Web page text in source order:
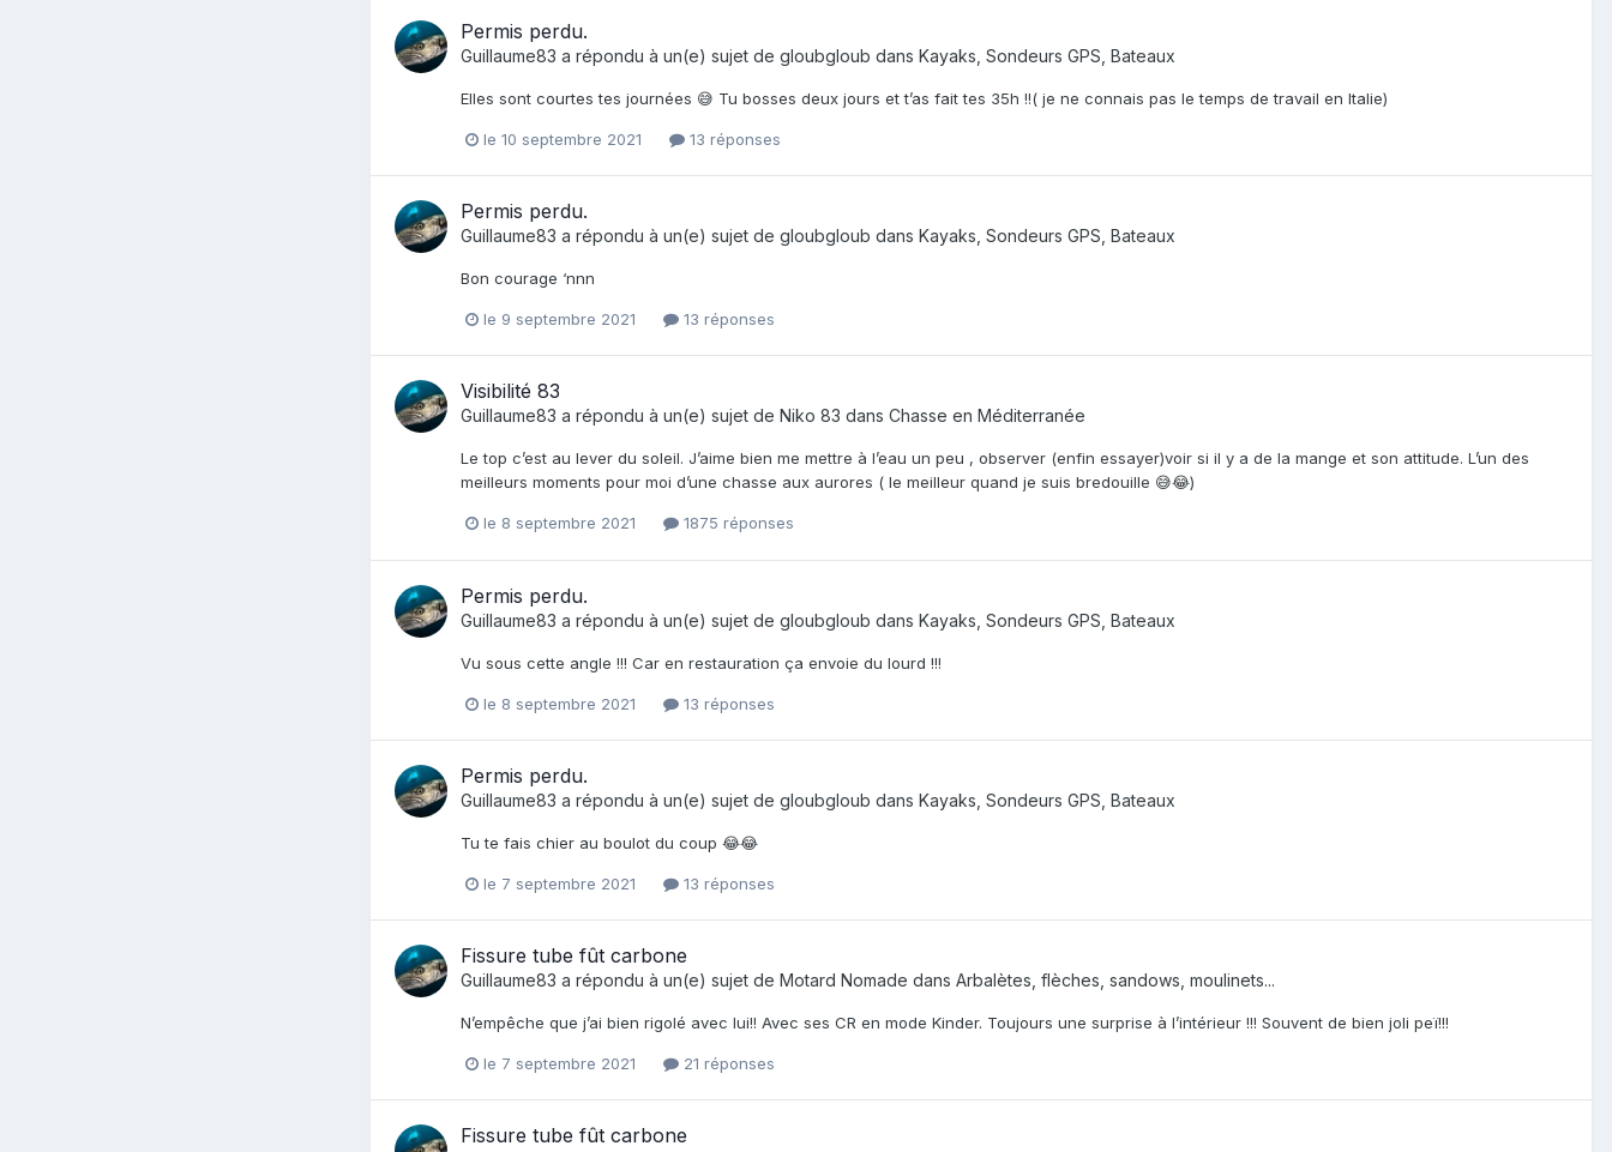
Permis perdu.
Guillaume83 a répondu à un(e) sujet de gloubgloub dans Kayaks, Sondeurs GPS, Bateaux
Elles sont courtes tes journées 😅 Tu bosses deux jours et t’as fait tes 35h !!( je ne connais pas le temps de travail en Italie)
le 10 septembre 2021 13 réponses
Permis perdu.
Guillaume83 a répondu à un(e) sujet de gloubgloub dans Kayaks, Sondeurs GPS, Bateaux
Bon courage ‘nnn
le 9 septembre 2021 13 réponses
Visibilité 83
Guillaume83 a répondu à un(e) sujet de Niko 83 dans Chasse en Méditerranée
Le top c’est au lever du soleil. J’aime bien me mettre à l’eau un peu , observer (enfin essayer)voir si il y a de la mange et son attitude. L’un des
meilleurs moments pour moi d’une chasse aux aurores ( le meilleur quand je suis bredouille 😅😂)
le 8 septembre 2021 1875 réponses
Permis perdu.
Guillaume83 a répondu à un(e) sujet de gloubgloub dans Kayaks, Sondeurs GPS, Bateaux
Vu sous cette angle !!! Car en restauration ça envoie du lourd !!!
le 8 septembre 2021 13 réponses
Permis perdu.
Guillaume83 a répondu à un(e) sujet de gloubgloub dans Kayaks, Sondeurs GPS, Bateaux
Tu te fais chier au boulot du coup 😂😂
le 7 septembre 2021 13 réponses
Fissure tube fût carbone
Guillaume83 a répondu à un(e) sujet de Motard Nomade dans Arbalètes, flèches, sandows, moulinets...
N’empêche que j’ai bien rigolé avec lui!! Avec ses CR en mode Kinder. Toujours une surprise à l’intérieur !!! Souvent de bien joli peï!!!
le 7 septembre 2021 21 réponses
Fissure tube fût carbone